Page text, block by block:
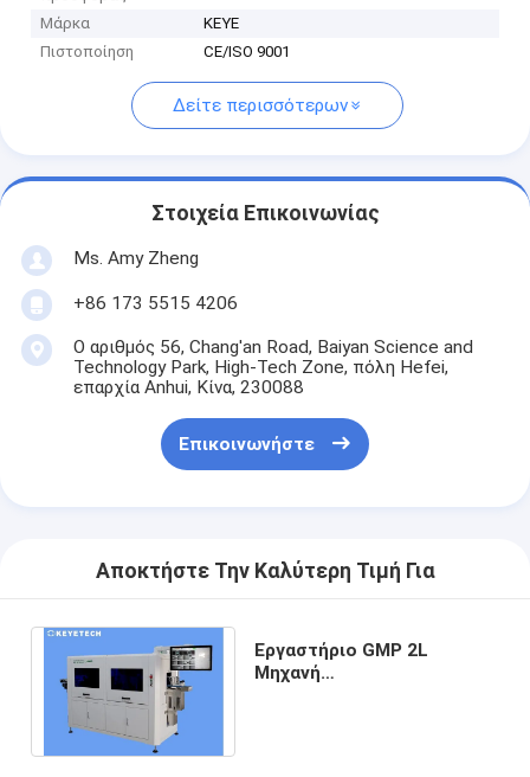
Μάρκα
KEYE
Πιστοποίηση
CE/ISO 9001
Δείτε περισσότερων
Στοιχεία Επικοινωνίας
Ms. Amy Zheng
+86 173 5515 4206
Ο αριθμός 56, Chang'an Road, Baiyan Science and
Technology Park, High-Tech Zone, πόλη Hefei,
επαρχία Anhui, Κίνα, 230088
Επικοινωνήστε
Αποκτήστε Την Καλύτερη Τιμή Για
Εργαστήριο GMP 2L
Μηχανή